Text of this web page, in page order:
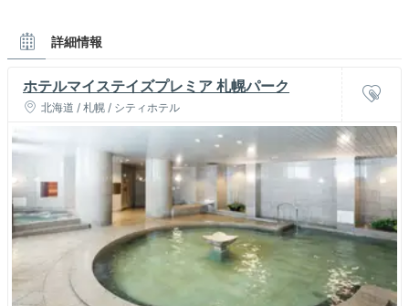
詳細情報
ホテルマイステイズプレミア 札幌パーク
北海道 / 札幌 / シティホテル